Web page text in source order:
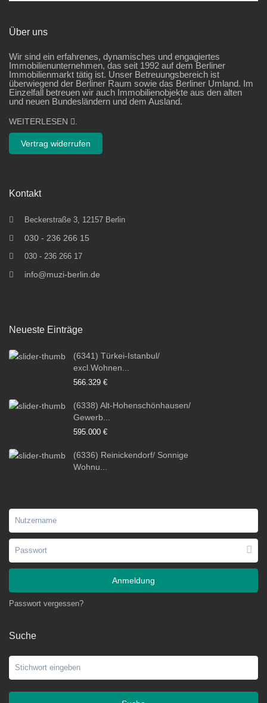
Über uns
Wir sind ein erfahrenes, dynamisches und engagiertes
Immobilienunternehmen, das seit 1992 auf dem Berliner
Immobilienmarkt tätig ist. Unser Betreuungsbereich ist
überwiegend der Berliner Raum sowie das Berliner Umland. Im
Einzelfall betreuen wir auch Immobilienobjekte aus den alten
und neuen Bundesländern und dem Ausland.
WEITERLESEN
Vertrag widerrufen
Kontakt
Beckerstraße 3, 12157 Berlin
030 - 236 266 15
030 - 236 266 17
info@muzi-berlin.de
Neueste Einträge
(6341) Türkei-Istanbul/
excl.Wohnen...
566.329 €
(6338) Alt-Hohenschönhausen/
Gewerb...
595.000 €
(6336) Reinickendorf/ Sonnige
Wohnu...
Anmeldung
Passwort vergessen?
Suche